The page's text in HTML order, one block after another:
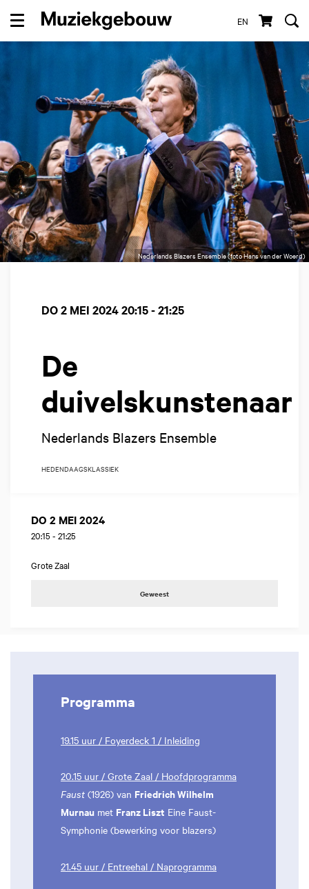
EN
Menu
Nederlands Blazers Ensemble (foto Hans van der Woerd)
De
duivelskunstenaar
Nederlands Blazers Ensemble
DO 2 MEI 202420:15 - 21:25
HEDENDAAGSKLASSIEK
DO 2 MEI 2024
20:15 - 21:25
Grote Zaal
Geweest
Programma
19.15 uur / Foyerdeck 1 / Inleiding
20.15 uur / Grote Zaal / Hoofdprogramma
Faust (1926) van Friedrich Wilhelm
Murnau met Franz Liszt Eine Faust-
Symphonie (bewerking voor blazers)
21.45 uur / Entreehal / Naprogramma